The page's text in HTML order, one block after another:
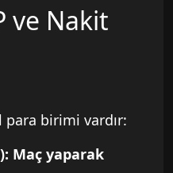
ve Nakit
para birimi vardır:
Maç yaparak